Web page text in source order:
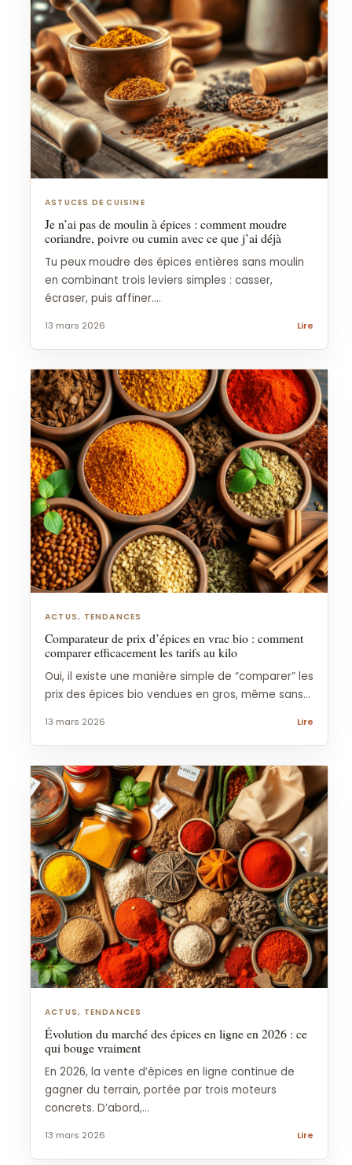
ASTUCES DE CUISINE
Je n’ai pas de moulin à épices : comment moudre
coriandre, poivre ou cumin avec ce que j’ai déjà
Tu peux moudre des épices entières sans moulin
en combinant trois leviers simples : casser,
écraser, puis affiner....
13 mars 2026 Lire
ACTUS, TENDANCES
Comparateur de prix d’épices en vrac bio : comment
comparer efficacement les tarifs au kilo
Oui, il existe une manière simple de “comparer” les
prix des épices bio vendues en gros, même sans...
13 mars 2026 Lire
ACTUS, TENDANCES
Évolution du marché des épices en ligne en 2026 : ce
qui bouge vraiment
En 2026, la vente d’épices en ligne continue de
gagner du terrain, portée par trois moteurs
concrets. D’abord,...
13 mars 2026 Lire